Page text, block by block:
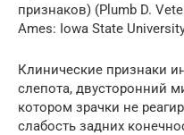
признаков) (Plumb D.
Ames: Iowa State
Клинические признаки
слепота, двусторонний
котором зрачки не
слабость задних